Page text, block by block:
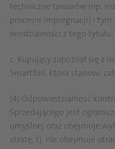
techniczne towarów (np.
procesie impregnacji) i
wiedzialności z tego tytułu;
c. Kupujący zapoznał się z
Smartfoil, która stanowi
(4) Odpowiedzialność
Sprzedającego jest
umyślnej oraz obejmuje
stratę, tj. nie obejmuje